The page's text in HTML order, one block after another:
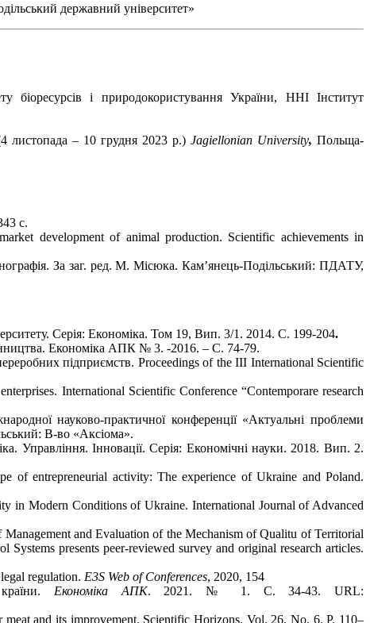
державний університет»
біоресурсів і природокористування України, ННІ Інститут
листопада – 10 грудня 2023 р.) Jagiellonian University,Польща-
с.
development of animal production. Scientific achievements in
За заг. ред. М. Місюка. Кам’янець-Подільський: ПДАТУ,
Серія: Економіка. Том 19, Вип. 3/1. 2014. С. 199-204.
Економіка АПК № 3. -2016. – С. 74-79.
підприємств. Proceedings of the III International Scientific
International Scientific Conference “Contemporare research
науково-практичної конференції «Актуальні проблеми
В-во «Аксіома».
Управління. Інновації. Серія: Економічні науки. 2018. Вип. 2.
of entrepreneurial activity: The experience of Ukraine and Poland.
in Modern Conditions of Ukraine. International Journal of Advanced
and Evaluation of the Mechanism of Qualitu of Territorial
presents peer-reviewed survey and original research articles.
regulation. E3S Web of Conferences, 2020, 154
Економіка АПК. 2021. № 1. С. 34-43. URL:
and its improvement. Scientific Horizons. Vol. 26, No. 6. P. 110–